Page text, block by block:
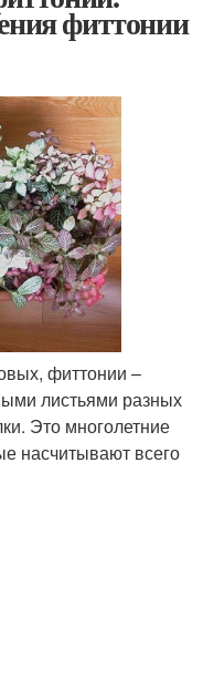
фиттонии
фиттонии –
листьями разных
Это многолетние
насчитывают всего